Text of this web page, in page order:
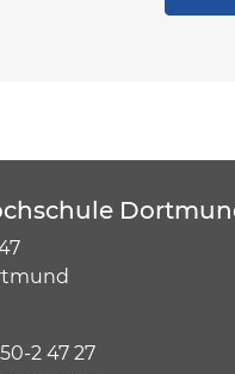
2 47 27